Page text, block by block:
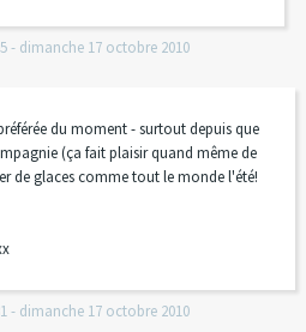
- dimanche 17 octobre 2010
du moment - surtout depuis que
(ça fait plaisir quand même de
de glaces comme tout le monde l'été!
- dimanche 17 octobre 2010